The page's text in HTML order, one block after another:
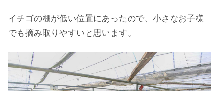
イチゴの棚が低い位置にあったので、小さなお子様
でも摘み取りやすいと思います。